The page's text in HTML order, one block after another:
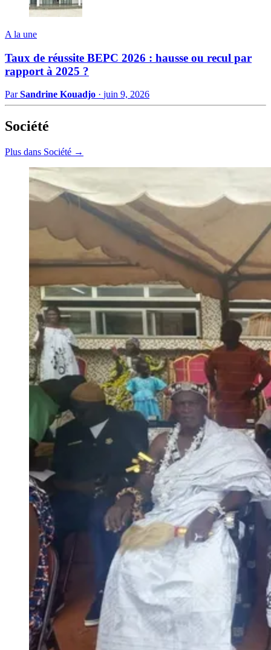
A la une
Taux de réussite BEPC 2026 : hausse ou recul par
rapport à 2025 ?
ParSandrine Kouadjo · juin 9, 2026
Société
Plus dans Société →